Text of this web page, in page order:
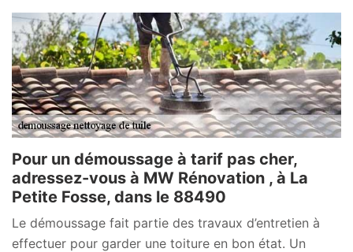
Pour un démoussage à tarif pas cher,
adressez-vous à MW Rénovation , à La
Petite Fosse, dans le 88490
Le démoussage fait partie des travaux d’entretien à
effectuer pour garder une toiture en bon état. Un